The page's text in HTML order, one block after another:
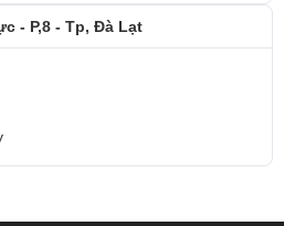
- P,8 - Tp, Đà Lạt